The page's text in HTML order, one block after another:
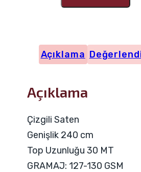
adetAçıklama
Açıklama
Çizgili Saten
Genişlik 240 cm
Top Uzunluğu 30 MT
GRAMAJ: 127-130 GSM